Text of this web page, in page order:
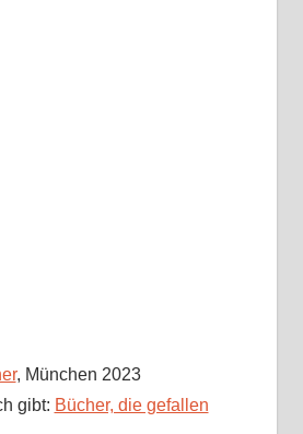
, München 2023
gibt: Bücher, die gefallen